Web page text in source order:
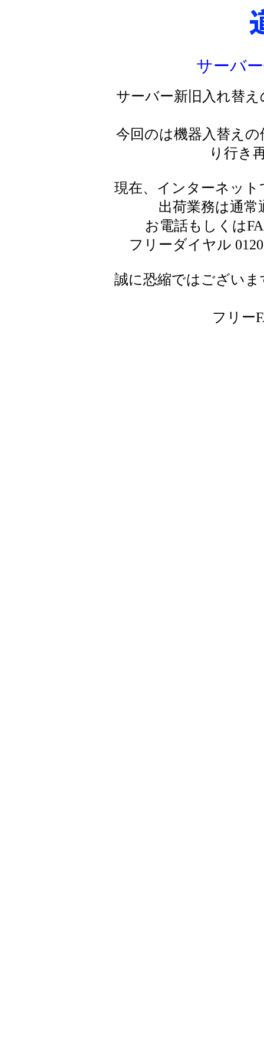
サーバ
サーバー新旧入れ替
今回のは機器入替え
り行き
現在、インターネッ
出荷業務は通
お電話もしくは
フリーダイヤル
誠に恐縮ではござい
フリー